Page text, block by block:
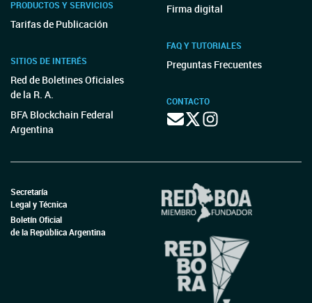
PRODUCTOS Y SERVICIOS
Tarifas de Publicación
SITIOS DE INTERÉS
Red de Boletines Oficiales
de la R. A.
BFA Blockchain Federal
Argentina
Firma digital
FAQ Y TUTORIALES
Preguntas Frecuentes
CONTACTO
Secretaría
Legal y Técnica
Boletín Oficial
de la República Argentina